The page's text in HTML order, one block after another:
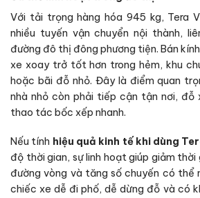
Với tải trọng hàng hóa 945 kg, Tera
nhiều tuyến vận chuyển nội thành,
đường đô thị đông phương tiện. Bán
xe xoay trở tốt hơn trong hẻm, khu
hoặc bãi đỗ nhỏ. Đây là điểm quan
nhà nhỏ còn phải tiếp cận tận nơi, đỗ
thao tác bốc xếp nhanh.
Nếu tính hiệu quả kinh tế khi dùng
độ thời gian, sự linh hoạt giúp giảm thời
đường vòng và tăng số chuyến có thể
chiếc xe dễ đi phố, dễ dừng đỗ và có